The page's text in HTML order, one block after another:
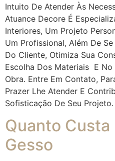
Intuito De Atender Às
Atuance Decore É
Interiores, Um Projeto
Um Profissional, Além De
Do Cliente, Otimiza Sua
Escolha Dos Materiais E
Obra. Entre Em Contato,
Prazer Lhe Atender E
Sofisticação De Seu Projeto.
Quanto
Gesso